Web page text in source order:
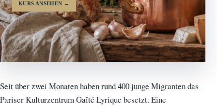
KURS ANSEHEN →
Seit über zwei Monaten haben rund 400 junge Migranten das
Pariser Kulturzentrum Gaîté Lyrique besetzt. Eine